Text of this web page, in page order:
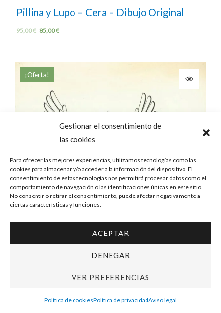
Gestionar el consentimiento de
las cookies
Para ofrecer las mejores experiencias, utilizamos tecnologías como las
cookies para almacenar y/o acceder a la información del dispositivo. El
consentimiento de estas tecnologías nos permitirá procesar datos como el
comportamiento de navegación o las identificaciones únicas en este sitio.
No consentir o retirar el consentimiento, puede afectar negativamente a
ciertas características y funciones.
ACEPTAR
DENEGAR
VER PREFERENCIAS
Política de cookiesPolítica de privacidadAviso legal
Pillina y Lupo – Cera – Dibujo Original
95,00€ 85,00€
¡Oferta!